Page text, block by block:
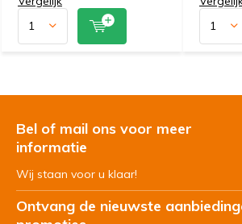
Bel of mail ons voor meer
informatie
Wij staan voor u klaar!
Ontvang de nieuwste